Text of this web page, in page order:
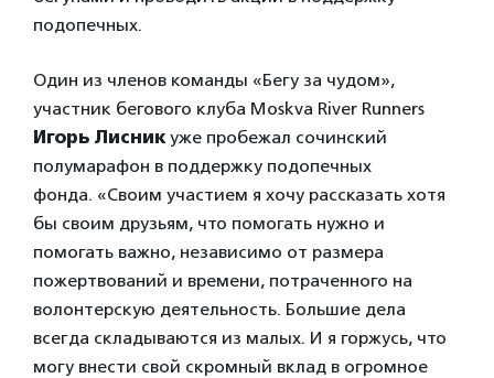
подопечных.
Один из членов команды «Бегу за чудом»,
участник бегового клуба Moskva River Runners
Игорь Лисникуже пробежал сочинский
полумарафон в поддержку подопечных
фонда. «Своим участием я хочу рассказать хотя
бы своим друзьям, что помогать нужно и
помогать важно, независимо от размера
пожертвований и времени, потраченного на
волонтерскую деятельность. Большие дела
всегда складываются из малых. И я горжусь, что
могу внести свой скромный вклад в огромное